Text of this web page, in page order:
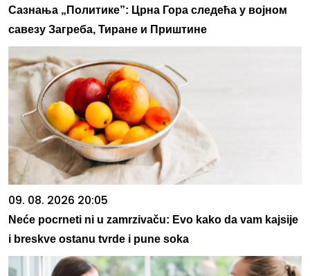
Сазнања „Политике”: Црна Гора следећа у војном
савезу Загреба, Тиране и Приштине
09. 08. 2026 20:05
Neće pocrneti ni u zamrzivaču: Evo kako da vam kajsije
i breskve ostanu tvrde i pune soka